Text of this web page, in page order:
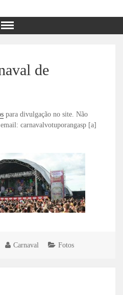
de
para divulgação no site. Não
carnavalvotuporangasp [a]
Carnaval Fotos